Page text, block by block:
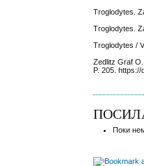
Troglodytes.
Troglodytes.
Troglodytes /
Zedlitz Graf
P. 205.
Поки